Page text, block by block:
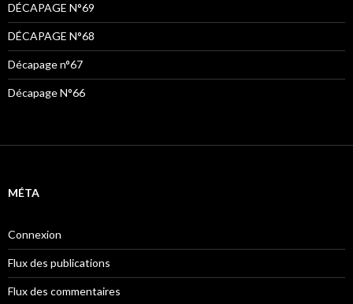
DÉCAPAGE N°69
DÉCAPAGE N°68
Décapage n°67
Décapage N°66
MÉTA
Connexion
Flux des publications
Flux des commentaires